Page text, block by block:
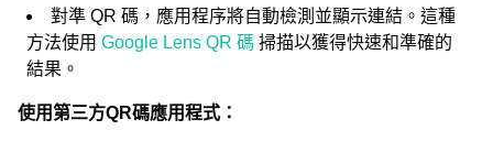
對準 QR 碼，應用程序將自動檢測並顯示連結。這種
方法使用 Google Lens QR 碼 掃描以獲得快速和準確的
結果。
使用第三方QR碼應用程式：